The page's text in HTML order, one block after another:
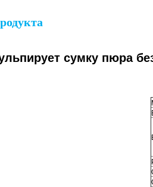
сумку пюра